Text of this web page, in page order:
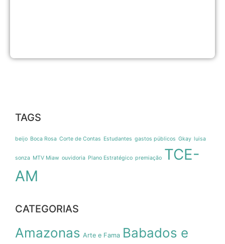
TAGS
beijo Boca Rosa Corte de Contas Estudantes gastos públicos Gkay luisa
sonza MTV Miaw ouvidoria Plano Estratégico premiação TCE-
AM
CATEGORIAS
Amazonas Arte e Fama Babados e